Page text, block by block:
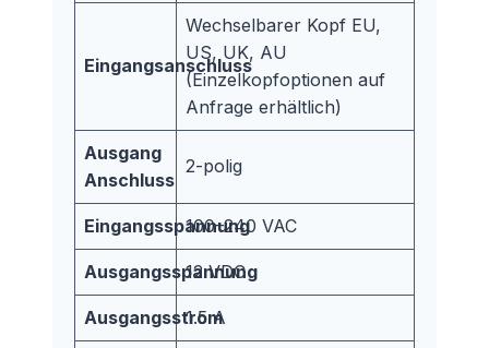
Eingangsanschluss
Wechselbarer Kopf EU,
US, UK, AU
(Einzelkopfoptionen auf
Anfrage erhältlich)
Ausgang
Anschluss
2-polig
Eingangsspannung
100–240 VAC
Ausgangsspannung
12 VDC
Ausgangsstrom
1.5 A